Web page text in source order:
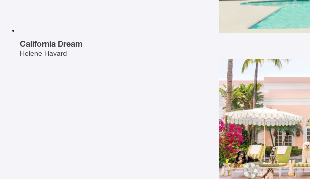
California Dream
Helene Havard